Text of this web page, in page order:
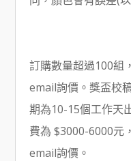
訂購數量超過100組
email詢價。獎盃校
期為10-15個工作天
費為 $3000-6000元
email詢價。